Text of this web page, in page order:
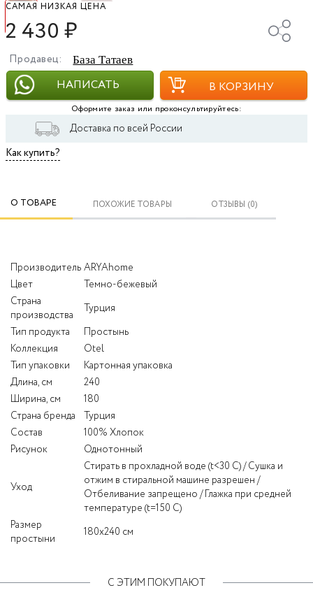
САМАЯ НИЗКАЯ ЦЕНА
2 430₽
Продавец: База Татаев
НАПИСАТЬ В КОРЗИНУ
Оформите заказ или проконсультируйтесь:
Доставка по всей России
Как купить?
О ТОВАРЕ ПОХОЖИЕ ТОВАРЫ ОТЗЫВЫ (0)
Производитель ARYAhome
Цвет
Темно-бежевый
Страна
производства
Турция
Тип продукта
Простынь
Коллекция
Otel
Тип упаковки
Картонная упаковка
Длина, см
240
Ширина, см
180
Страна бренда
Турция
Состав
100% Хлопок
Рисунок
Однотонный
Уход
Стирать в прохладной воде (t<30 С) / Сушка и
отжим в стиральной машине разрешен /
Отбеливание запрещено / Глажка при средней
температуре (t=150 C)
Размер
простыни
180x240 см
С ЭТИМ ПОКУПАЮТ